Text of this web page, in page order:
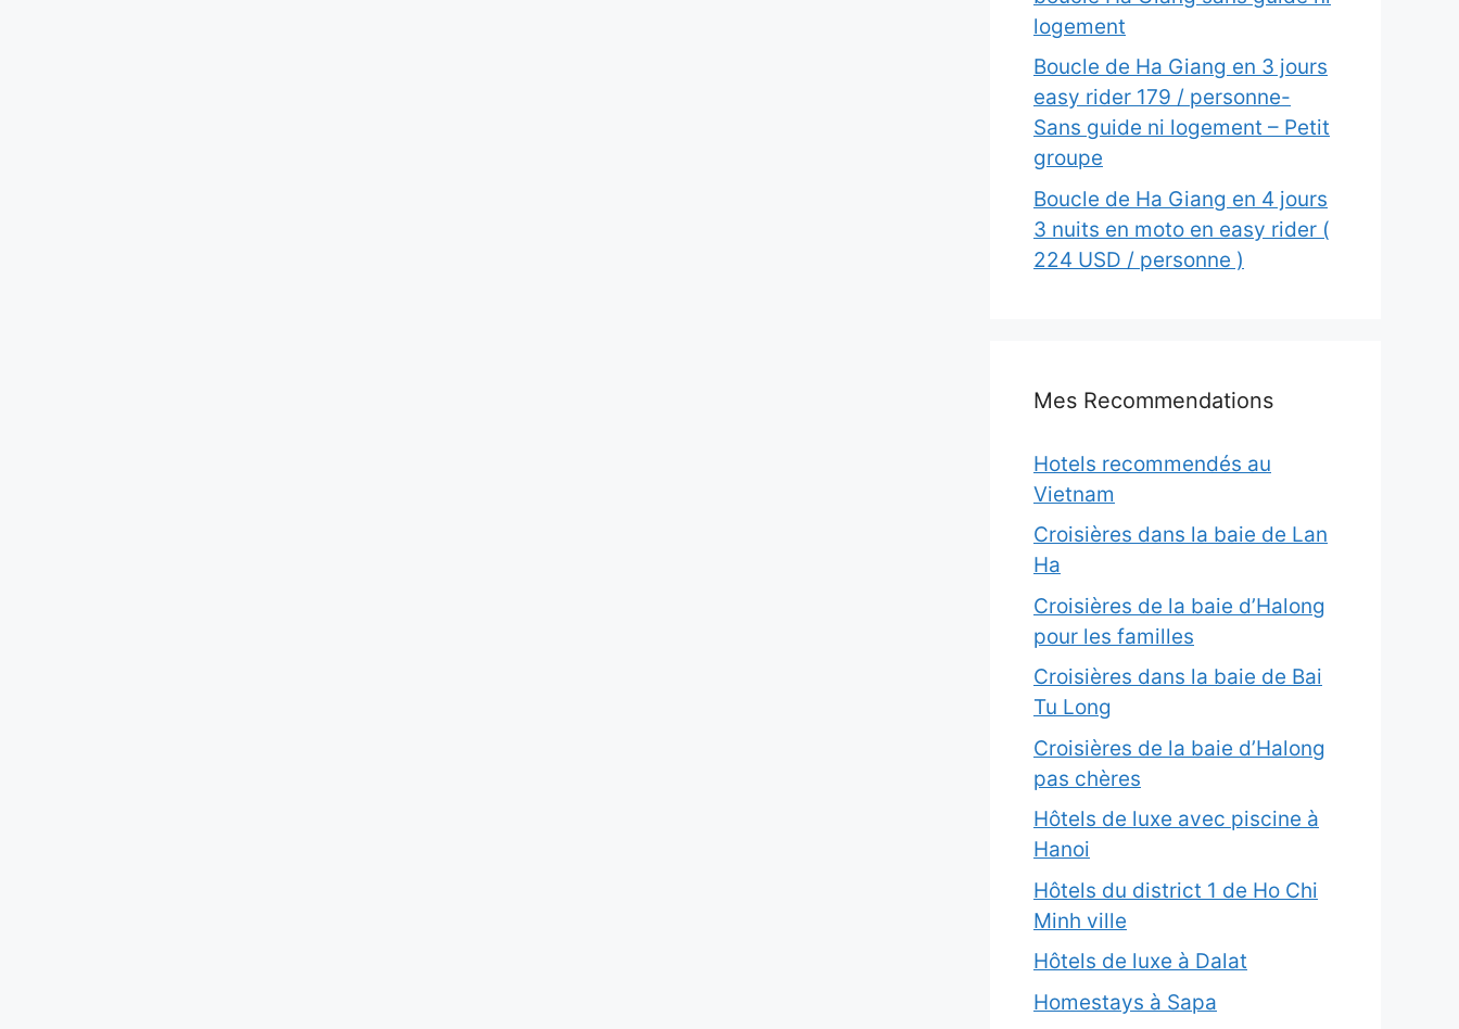
logement
Boucle de Ha Giang en 3 jours
easy rider 179 / personne-
Sans guide ni logement – Petit
groupe
Boucle de Ha Giang en 4 jours
3 nuits en moto en easy rider (
224 USD / personne )
Mes Recommendations
Hotels recommendés au
Vietnam
Croisières dans la baie de Lan
Ha
Croisières de la baie d’Halong
pour les familles
Croisières dans la baie de Bai
Tu Long
Croisières de la baie d’Halong
pas chères
Hôtels de luxe avec piscine à
Hanoi
Hôtels du district 1 de Ho Chi
Minh ville
Hôtels de luxe à Dalat
Homestays à Sapa